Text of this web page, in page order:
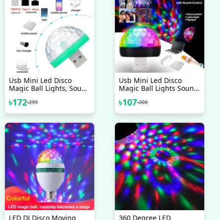
Usb Mini Led Disco
Magic Ball Lights, Sound
Ball Light
৳172৳299
Usb Mini Led Disco
Magic Ball Lights Sound
Ball Light
৳107৳300
LED DJ Disco Moving 360 Degree LED